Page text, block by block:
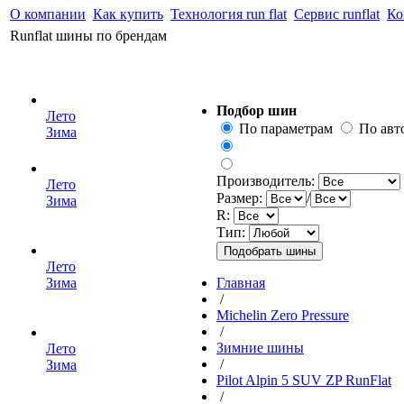
О компании Как купить Технология run flat Сервис runflat
Runflat шины по брендам
Лето
Зима
Лето
Зима
Лето
Зима
Лето
Зима
Подбор шин
По параметрам
По
Производитель:
Размер:
/
R:
Тип:
Главная
/
Michelin Zero Pressure
/
Зимние шины
/
Pilot Alpin 5 SUV ZP RunFlat
/